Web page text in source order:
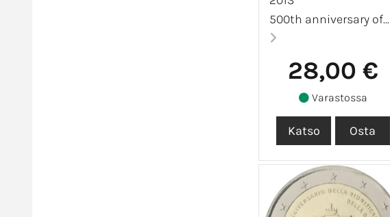
500th anniversary of...
28,00 €
Varastossa